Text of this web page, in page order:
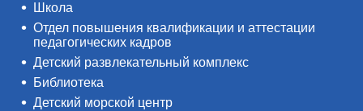
Школа
Отдел повышения квалификации и аттестации
педагогических кадров
Детский развлекательный комплекс
Библиотека
Детский морской центр